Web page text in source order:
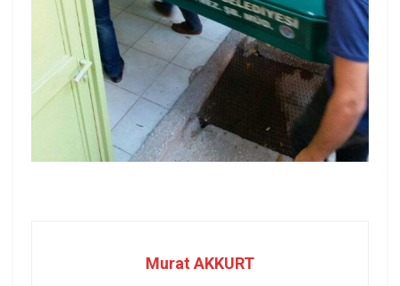
Murat AKKURT